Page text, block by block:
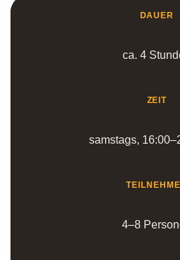
DAUER
ca. 4
ZEIT
samstags,
4–8